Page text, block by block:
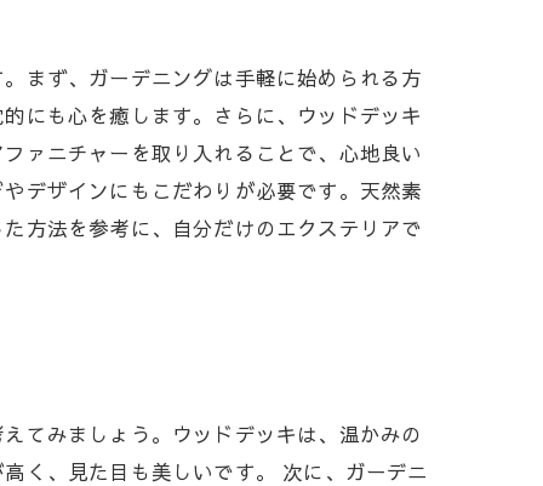
まず、ガーデニングは手軽に始められる方
にも心を癒します。さらに、ウッドデッキ
ァニチャーを取り入れることで、心地良い
デザインにもこだわりが必要です。天然素
方法を参考に、自分だけのエクステリアで
てみましょう。ウッドデッキは、温かみの
く、見た目も美しいです。 次に、ガーデニ